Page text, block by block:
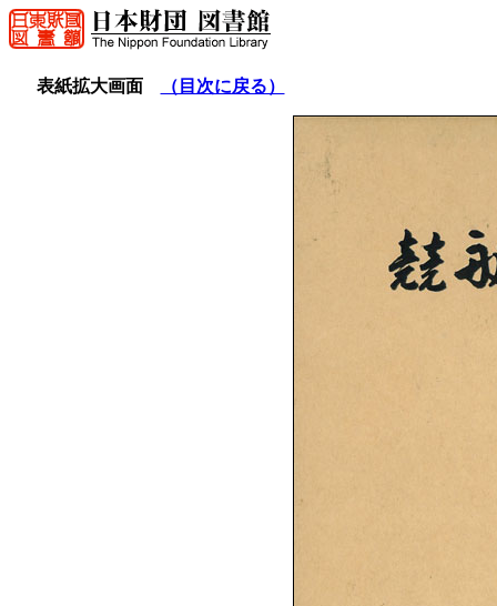
表紙拡大画面 （目次に戻る）